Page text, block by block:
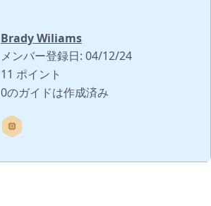
Brady Wiliams
メンバー登録日: 04/12/24
11 ポイント
0のガイドは作成済み